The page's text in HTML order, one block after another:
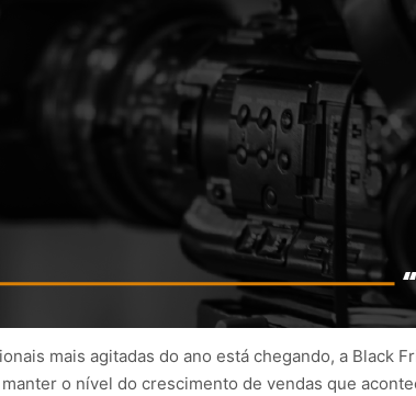
mais agitadas do ano está chegando, a Black
o nível do crescimento de vendas que